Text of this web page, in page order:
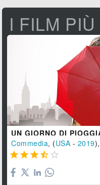
I FILM
UN GIORNO DI
Commedia, (USA - 2019
    